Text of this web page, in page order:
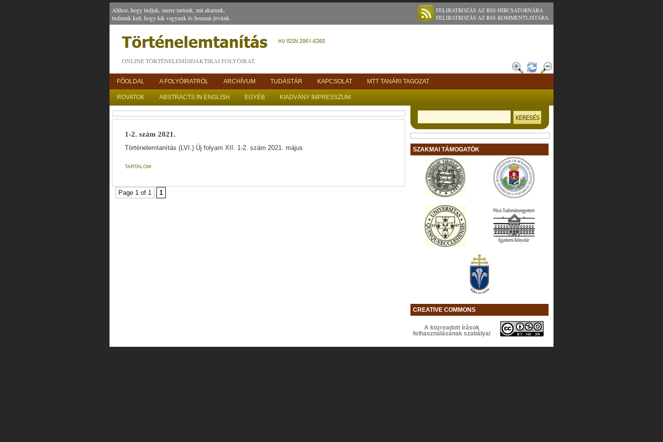
Ahhoz, hogy tudjuk, merre tartunk, mit akarunk,
tudnunk kell, hogy kik vagyunk és honnan jövünk.
FELIRATKOZÁS AZ RSS-HIRCSATORNÁRA
FELIRATKOZÁS AZ RSS-KOMMENTLISTÁRA
ONLINE TÖRTÉNELEMDIDAKTIKAI FOLYÓIRAT.
FŐOLDAL A FOLYÓIRATRÓL ARCHÍVUM TUDÁSTÁR KAPCSOLAT MTT TANÁRI TAGOZAT
ROVATOK ABSTRACTS IN ENGLISH EGYÉB KIADVÁNY IMPRESSZUM
1-2. szám 2021.
Történelemtanítás (LVI.) Új folyam XII. 1-2. szám 2021. május
TARTALOM
Page 1 of 1 1
SZAKMAI TÁMOGATÓK
CREATIVE COMMONS
A közreadott írások
felhasználásának szabályai